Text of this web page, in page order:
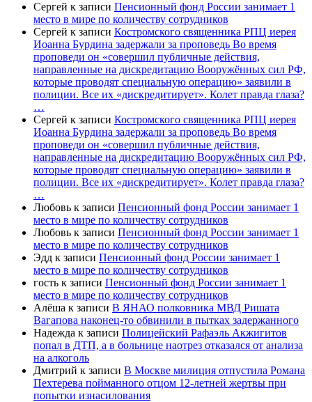
Сергей к записи Пенсионный фонд России занимает 1
место в мире по количеству сотрудников
Сергей к записи Костромского священника РПЦ иерея
Иоанна Бурдина задержали за проповедь Во время
проповеди он «совершил публичные действия,
направленные на дискредитацию Вооружённых сил РФ,
которые проводят специальную операцию» заявили в
полиции. Все их «дискредитирует». Колет правда глаза?
…
Сергей к записи Костромского священника РПЦ иерея
Иоанна Бурдина задержали за проповедь Во время
проповеди он «совершил публичные действия,
направленные на дискредитацию Вооружённых сил РФ,
которые проводят специальную операцию» заявили в
полиции. Все их «дискредитирует». Колет правда глаза?
…
Любовь к записи Пенсионный фонд России занимает 1
место в мире по количеству сотрудников
Любовь к записи Пенсионный фонд России занимает 1
место в мире по количеству сотрудников
Эдд к записи Пенсионный фонд России занимает 1
место в мире по количеству сотрудников
гость к записи Пенсионный фонд России занимает 1
место в мире по количеству сотрудников
Алёша к записи В ЯНАО полковника МВД Ришата
Вагапова наконец-то обвинили в пытках задержанного
Надежда к записи Полицейский Рафаэль Акжигитов
попал в ДТП, а в больнице наотрез отказался от анализа
на алкоголь
Дмитрий к записи В Москве милиция отпустила Романа
Пехтерева пойманного отцом 12-летней жертвы при
попытки изнасилования